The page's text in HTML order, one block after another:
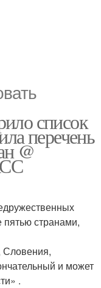
список
перечень
@
пятью странами,
Словения,
и может
.